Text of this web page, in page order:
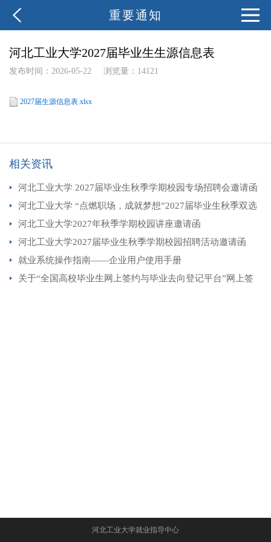
重要通知
河北工业大学2027届毕业生生源信息表
发布时间：2026-05-22 浏览量：14121
2027届生源信息表.xlsx
相关资讯
河北工业大学 2027届毕业生秋季学期校园专场招聘会邀请函
河北工业大学 “点燃职场，成就梦想”2027届毕业生秋季双选
会邀请函
河北工业大学2027年秋季学期校园讲座邀请函
河北工业大学2027届毕业生秋季学期校园招聘活动邀请函
就业系统操作指南——企业用户使用手册
关于“全国高校毕业生网上签约与毕业去向登记平台”网上签
河北工业大学就业指导中心